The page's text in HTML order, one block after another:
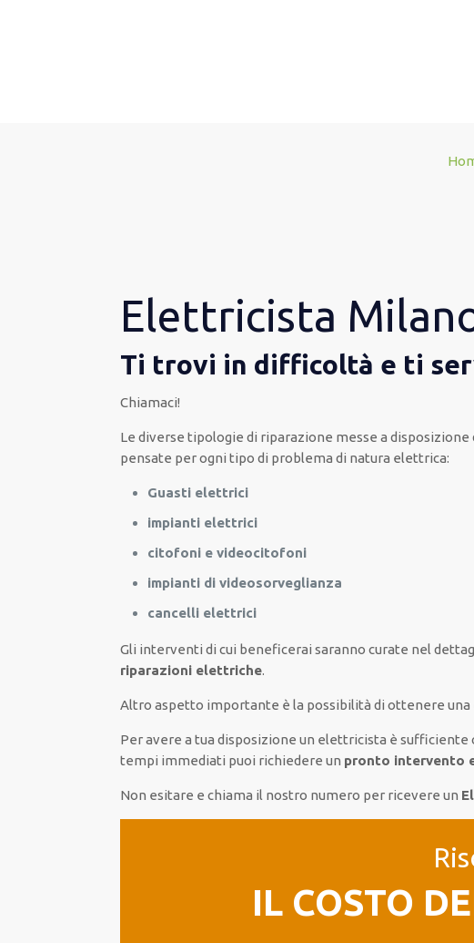
Elettricista
Ti trovi in difficoltà e ti
Chiamaci!
Lediverse tipologie di riparazione messe a disposizione
pensate perogni tipo di problema di natura elettrica:
Guasti elettrici
impianti elettrici
citofoni e videocitofoni
impianti di videosorveglianza
cancelli elettrici
Gli interventi di cui beneficerai sarannocurate nel
riparazioni elettriche.
Altro aspetto importante è la possibilità diottenere una
Per averea tua disposizione un elettricista è sufficiente
tempi immediati puoi richiedere un pronto intervento
Non esitare e chiama il nostro numero per ricevere un
IL COSTO